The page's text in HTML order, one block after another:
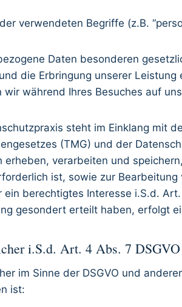
verwendeten Begriffe (z.B.
Daten besonderen
die Erbringung unserer
wir während Ihres Besuches auf
steht im Einklang mit
(TMG) und der
erheben, verarbeiten und
ist, sowie zur
ein berechtigtes Interesse i.S.d.
gesondert erteilt haben, erfolgt
i.S.d. Art. 4 Abs. 7 DSGVO
im Sinne der DSGVO und
ist: